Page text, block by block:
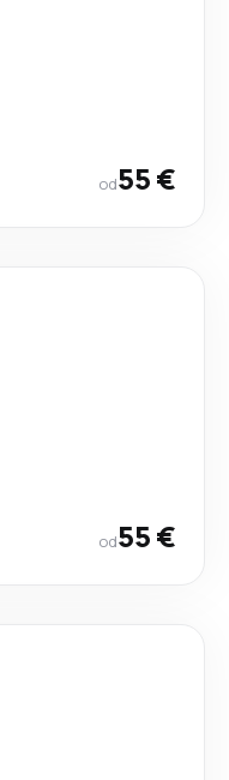
od55 €
od55 €